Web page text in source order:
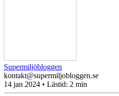
Supermiljöbloggen
kontakt@supermiljobloggen.se
14 jan 2024 • Lästid: 2 min